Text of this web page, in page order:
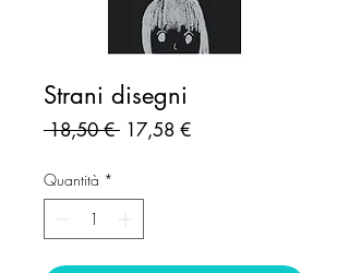
Strani disegni
18,50 € Prezzo
17,58 €Prezzo
Quantità *